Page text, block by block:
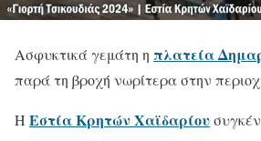
Ασφυκτικά γεμάτη η πλατεία
παρά τη βροχή νωρίτερα στην
Η Εστία Κρητών Χαϊδαρίου